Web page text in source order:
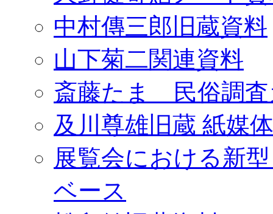
中村傳三郎旧蔵資料
山下菊二関連資料
斎藤たま 民俗調査
及川尊雄旧蔵 紙媒
展覧会における新
ベース